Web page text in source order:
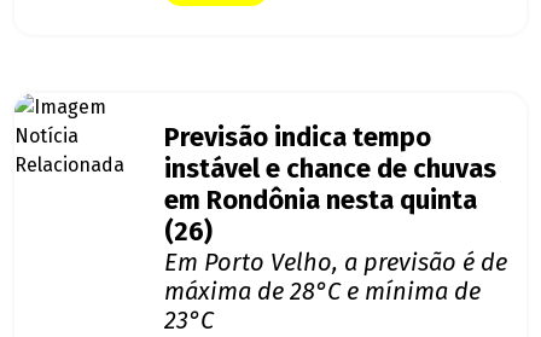
Previsão indica tempo
instável e chance de chuvas
em Rondônia nesta quinta
(26)
Em Porto Velho, a previsão é de
máxima de 28°C e mínima de
23°C